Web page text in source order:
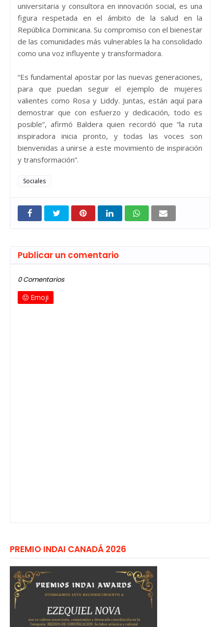
universitaria y consultora en innovación social, es una
figura respetada en el ámbito de la salud en la
República Dominicana. Su compromiso con el bienestar
de las comunidades más vulnerables la ha consolidado
como una voz influyente y transformadora.
“Es fundamental apostar por las nuevas generaciones,
para que puedan seguir el ejemplo de mujeres
valientes como Rosa y Liddy. Juntas, están aquí para
demostrar que con esfuerzo y dedicación, todo es
posible”, afirmó Baldera quien recordó que “la ruta
inspiradora inicia pronto, y todas las voces son
bienvenidas a unirse a este movimiento de inspiración
y transformación”.
Sociales
Publicar un comentario
0 Comentarios
Emoji
PREMIO INDAI CANADÁ 2026